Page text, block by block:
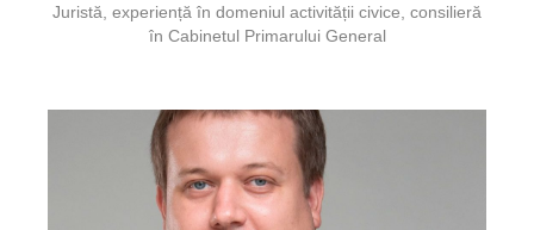
Juristă, experiență în domeniul activității civice, consilieră
în Cabinetul Primarului General